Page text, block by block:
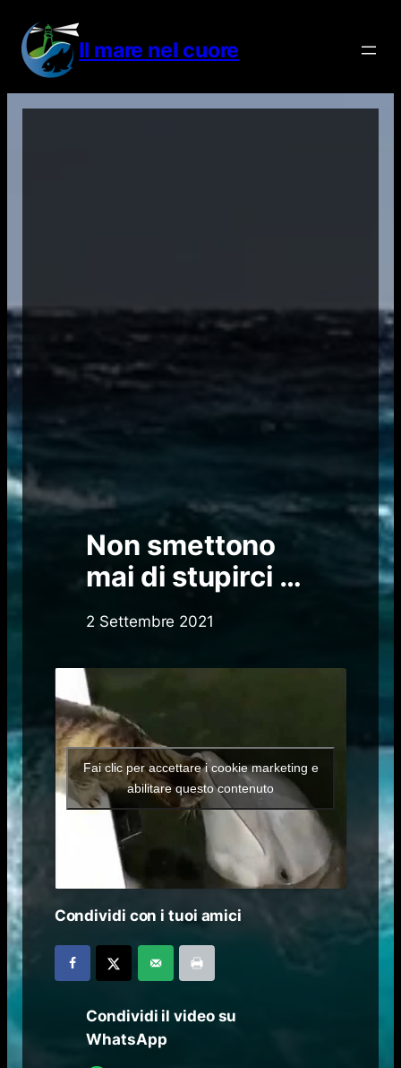
contenuto
Il mare nel cuore
Non smettono
mai di stupirci …
2 Settembre 2021
Fai clic per accettare i cookie marketing e
abilitare questo contenuto
Condividi con i tuoi amici
Condividi il video su
WhatsApp